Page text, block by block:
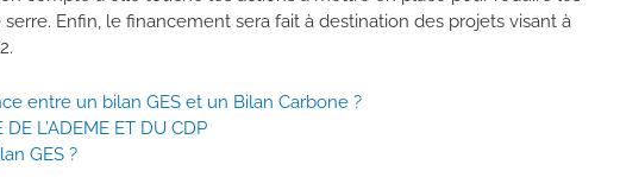
Enfin, le financement sera fait à destination des projets visant à
entre un bilan GES et un Bilan Carbone ?
L’ADEME ET DU CDP
GES ?